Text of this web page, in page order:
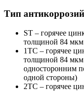
Тип
ST – горячее
толщиной 84
1TC – горячее
толщиной 84
односторонним
одной стороны)
2TC – горячее